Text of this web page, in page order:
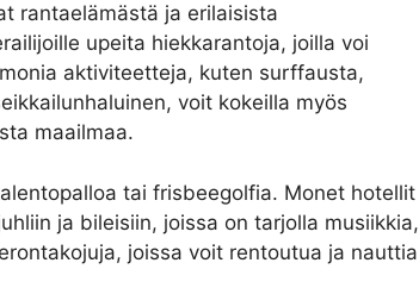
rantaelämästä ja erilaisista
upeita hiekkarantoja, joilla voi
aktiviteetteja, kuten surffausta,
voit kokeilla myös
maailmaa.
tai frisbeegolfia. Monet hotellit
ja bileisiin, joissa on tarjolla musiikkia,
joissa voit rentoutua ja nauttia